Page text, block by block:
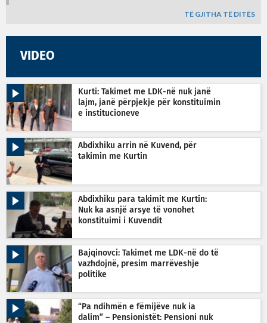
TË GJITHA TË DITËS
VIDEO
Kurti: Takimet me LDK-në nuk janë
lajm, janë përpjekje për konstituimin
e institucioneve
Abdixhiku arrin në Kuvend, për
takimin me Kurtin
Abdixhiku para takimit me Kurtin:
Nuk ka asnjë arsye të vonohet
konstituimi i Kuvendit
Bajqinovci: Takimet me LDK-në do të
vazhdojnë, presim marrëveshje
politike
“Pa ndihmën e fëmijëve nuk ia
dalim” – Pensionistët: Pensioni nuk